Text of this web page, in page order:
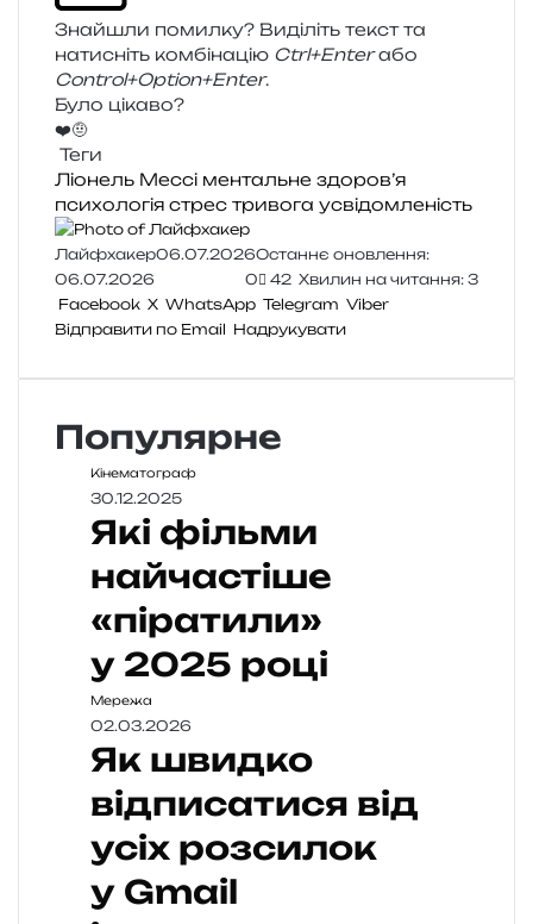
Знайшли помил­ку? Виділіть текст та
нати­сніть ком­бі­на­цію Ctrl+Enterабо
Control+Option+Enter.
Було цікаво?
❤️🤨
Теги
Ліонель Мессі ментальне здоров’я
психологія стрес тривога усвідомленість
Лайфхакер06.07.2026Останнє оновлення:
06.07.2026
0 42 Хвилин на читання: 3
Facebook X WhatsApp Telegram Viber
Відправити по Email Надрукувати
Популярне
Кінематограф
30.12.2025
Які фільми
найчастіше
«піратили»
у 2025 році
Мережа
02.03.2026
Як швидко
відписатися від
усіх розсилок
у Gmail